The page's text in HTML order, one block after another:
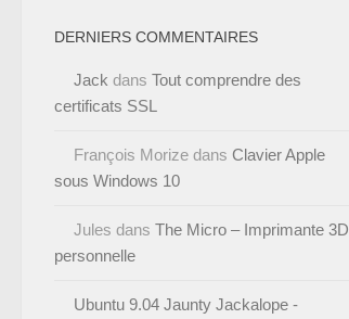
DERNIERS COMMENTAIRES
Jack dans Tout comprendre des
certificats SSL
François Morize dans Clavier Apple
sous Windows 10
Jules dans The Micro – Imprimante 3D
personnelle
Ubuntu 9.04 Jaunty Jackalope -